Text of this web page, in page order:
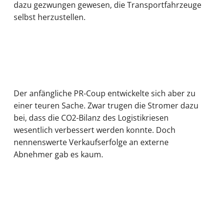
dazu gezwungen gewesen, die Transportfahrzeuge
selbst herzustellen.
Der anfängliche PR-Coup entwickelte sich aber zu
einer teuren Sache. Zwar trugen die Stromer dazu
bei, dass die CO2-Bilanz des Logistikriesen
wesentlich verbessert werden konnte. Doch
nennenswerte Verkaufserfolge an externe
Abnehmer gab es kaum.